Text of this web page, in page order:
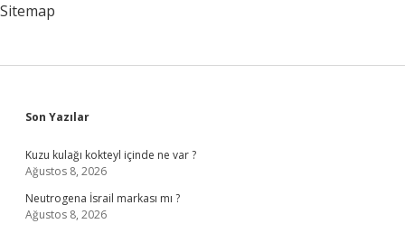
Sitemap
Sidebar
Son Yazılar
Kuzu kulağı kokteyl içinde ne var ?
Ağustos 8, 2026
Neutrogena İsrail markası mı ?
Ağustos 8, 2026